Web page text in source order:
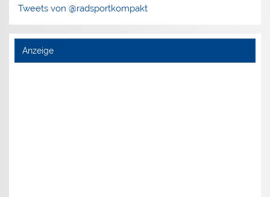
Tweets von @radsportkompakt
Anzeige